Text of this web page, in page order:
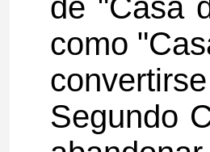
de "Casa
como
Segundo